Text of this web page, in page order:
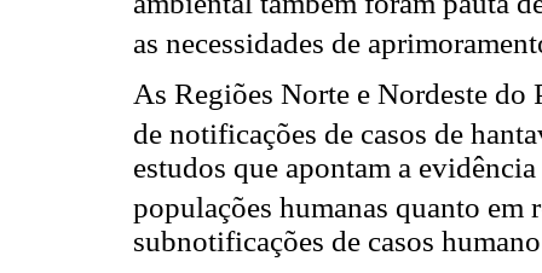
as necessidades de
As Regiões Norte e Nordeste do
de notificações de casos de
estudos que apontam a
populações humanas quanto em
subnotificações de casos